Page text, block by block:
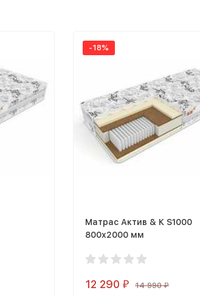
-18%
Матрас Актив & К S1000
800х2000 мм
12 290 ₽ 14 990₽